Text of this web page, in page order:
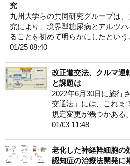
究
九州大学らの共同研究グループは
究により、境界型糖尿病とアルツ
ることを初めて明らかにしたという
01/25 08:40
改正道交法、クルマ運
と課題は
2022年6月30日に施行
交通法」には、これま
規定変更が幾つかある。
01/03 11:48
老化した神経幹細胞
認知症の治療法開発